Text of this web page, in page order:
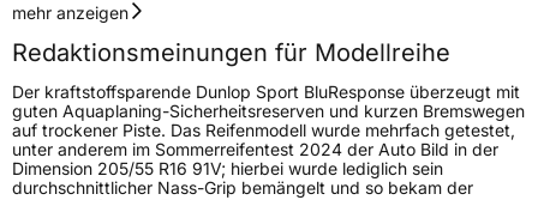
Geschwindigkeitsindex
Höchstgeschwindigkeit
240 km/h
Lastindex95
Höchstlast690 kg
mehr anzeigen
Redaktionsmeinungen für Modellreihe
Der kraftstoffsparende Dunlop Sport BluResponse überzeugt mit
guten Aquaplaning-Sicherheitsreserven und kurzen Bremswegen
auf trockener Piste. Das Reifenmodell wurde mehrfach getestet,
unter anderem im Sommerreifentest 2024 der Auto Bild in der
Dimension 205/55 R16 91V; hierbei wurde lediglich sein
durchschnittlicher Nass-Grip bemängelt und so bekam der